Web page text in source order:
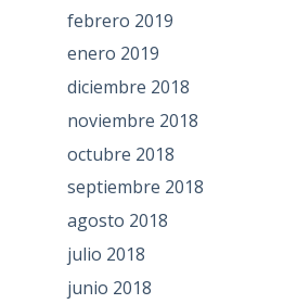
febrero 2019
enero 2019
diciembre 2018
noviembre 2018
octubre 2018
septiembre 2018
agosto 2018
julio 2018
junio 2018